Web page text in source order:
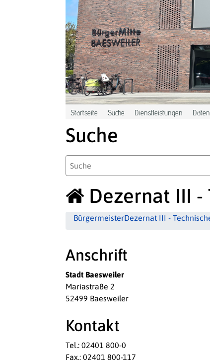
Zum Hauptinhalt springen
Startseite Suche Dienstleistungen
Suche
Dezernat III -
BürgermeisterDezernat III -
Anschrift
Stadt Baesweiler
Mariastraße 2
52499 Baesweiler
Kontakt
Tel.: 02401 800-0
Fax.: 02401 800-117